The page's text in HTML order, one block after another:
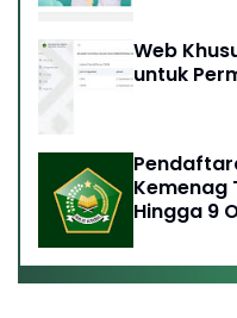
Web
untuk
Kemenag
Hingga 9